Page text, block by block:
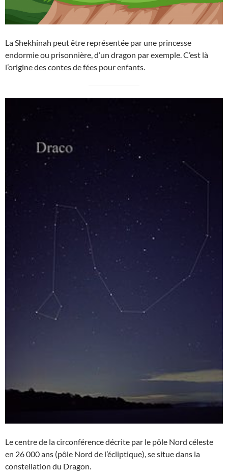
La Shekhinah peut être représentée par une princesse
endormie ou prisonnière, d’un dragon par exemple. C’est là
l’origine des contes de fées pour enfants.
Le centre de la circonférence décrite par le pôle Nord céleste
en 26 000 ans (pôle Nord de l’écliptique), se situe dans la
constellation du Dragon.